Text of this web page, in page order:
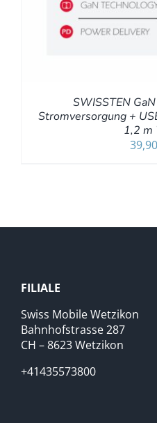
SWISSTEN
Stromversorgung +
1,2 m
39,90
FILIALE
Swiss Mobile Wetzikon
Bahnhofstrasse 287
CH – 8623 Wetzikon
+41435573800